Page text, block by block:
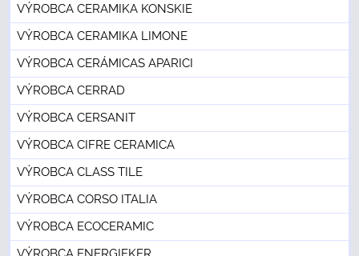
VÝROBCA CERAMIKA KONSKIE
VÝROBCA CERAMIKA LIMONE
VÝROBCA CERÁMICAS APARICI
VÝROBCA CERRAD
VÝROBCA CERSANIT
VÝROBCA CIFRE CERAMICA
VÝROBCA CLASS TILE
VÝROBCA CORSO ITALIA
VÝROBCA ECOCERAMIC